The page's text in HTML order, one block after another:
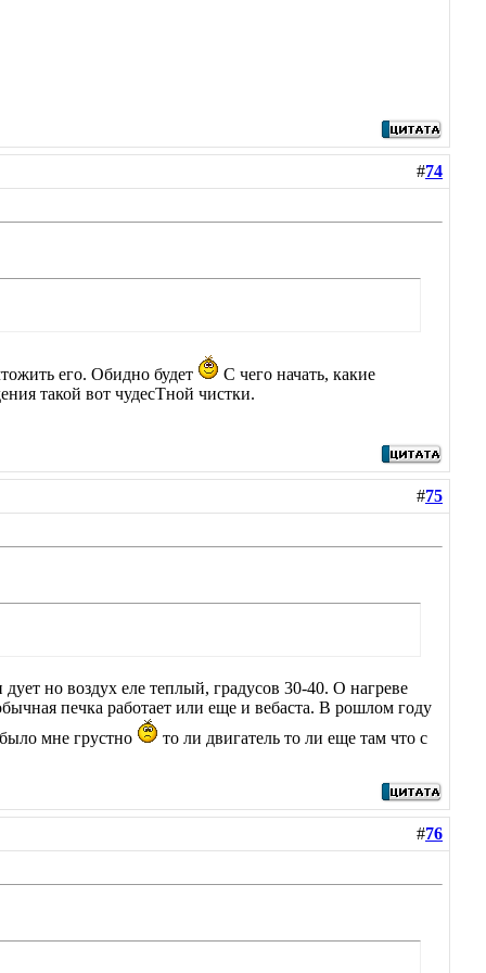
#74
его. Обидно будет
С чего начать, какие
такой вот чудесТной чистки.
#75
но воздух еле теплый, градусов 30-40. О нагреве
печка работает или еще и вебаста. В рошлом году
мне грустно
то ли двигатель то ли еще там что с
#76